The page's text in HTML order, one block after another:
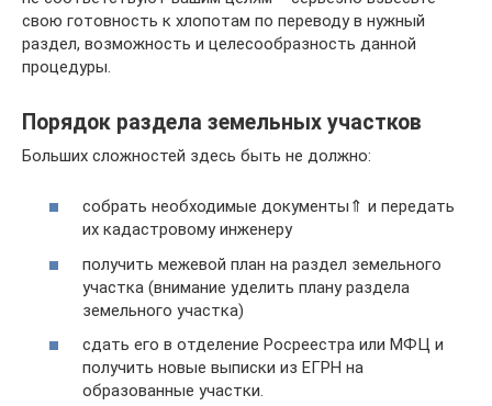
свою готовность к хлопотам по переводу в нужный
раздел, возможность и целесообразность данной
процедуры.
Порядок раздела земельных участков
Больших сложностей здесь быть не должно:
собрать необходимые документы⇑ и передать
их кадастровому инженеру
получить межевой план на раздел земельного
участка (внимание уделить плану раздела
земельного участка)
сдать его в отделение Росреестра или МФЦ и
получить новые выписки из ЕГРН на
образованные участки.